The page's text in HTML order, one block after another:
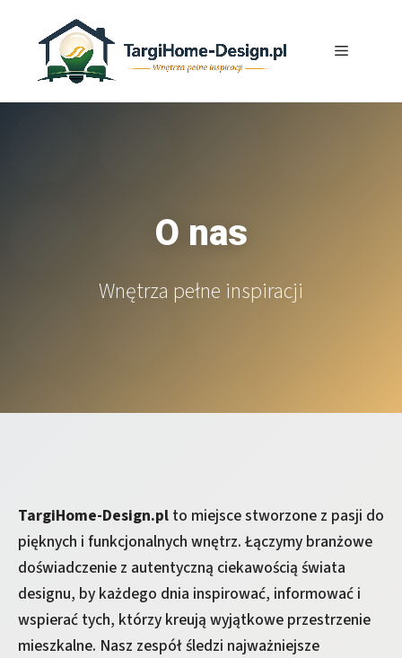
Menu
O nas
Wnętrza pełne inspiracji
TargiHome-Design.pl to miejsce stworzone z pasji do
pięknych i funkcjonalnych wnętrz. Łączymy branżowe
doświadczenie z autentyczną ciekawością świata
designu, by każdego dnia inspirować, informować i
wspierać tych, którzy kreują wyjątkowe przestrzenie
mieszkalne. Nasz zespół śledzi najważniejsze